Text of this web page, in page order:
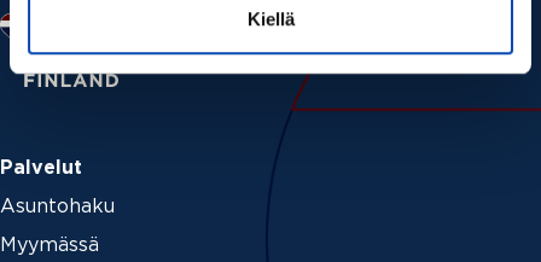
Kiellä
Palvelut
Asuntohaku
Myymässä